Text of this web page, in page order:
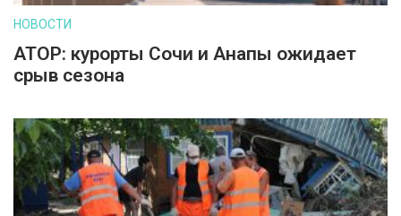
НОВОСТИ
АТОР: курорты Сочи и Анапы ожидает
срыв сезона